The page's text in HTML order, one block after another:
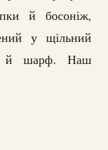
й босоніж,
у щільний
й шарф. Наш